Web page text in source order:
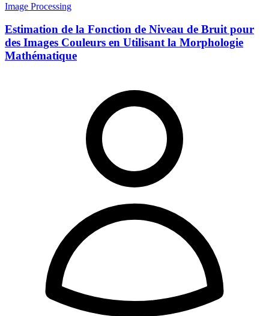
Image Processing
Estimation de la Fonction de Niveau de Bruit pour
des Images Couleurs en Utilisant la Morphologie
Mathématique